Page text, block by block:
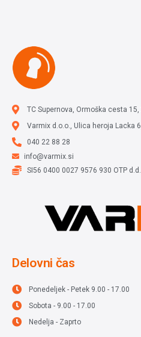
TC Supernova, Ormoška cesta 15,
Varmix d.o.o., Ulica heroja Lacka
040 22 88 28
info@varmix.si
SI56 0400 0027 9576 930 OTP d.d.
Delovni čas
Ponedeljek - Petek 9.00 - 17.00
Sobota - 9.00 - 17.00
Nedelja - Zaprto